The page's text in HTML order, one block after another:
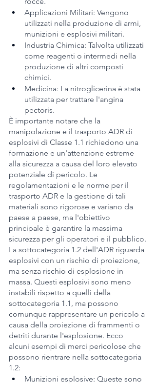
Applicazioni Militari: Vengono
utilizzati nella produzione di armi,
munizioni e esplosivi militari.
Industria Chimica: Talvolta utilizzati
come reagenti o intermedi nella
produzione di altri composti
chimici.
Medicina: La nitroglicerina è stata
utilizzata per trattare l'angina
pectoris.
È importante notare che la
manipolazione e il trasporto ADR di
esplosivi di Classe 1.1 richiedono una
formazione e un'attenzione estreme
alla sicurezza a causa del loro elevato
potenziale di pericolo. Le
regolamentazioni e le norme per il
trasporto ADR e la gestione di tali
materiali sono rigorose e variano da
paese a paese, ma l'obiettivo
principale è garantire la massima
sicurezza per gli operatori e il pubblico.
La sottocategoria 1.2 dell'ADR riguarda
esplosivi con un rischio di proiezione,
ma senza rischio di esplosione in
massa. Questi esplosivi sono meno
instabili rispetto a quelli della
sottocategoria 1.1, ma possono
comunque rappresentare un pericolo a
causa della proiezione di frammenti o
detriti durante l'esplosione. Ecco
alcuni esempi di merci pericolose che
possono rientrare nella sottocategoria
1.2:
Munizioni esplosive: Queste sono